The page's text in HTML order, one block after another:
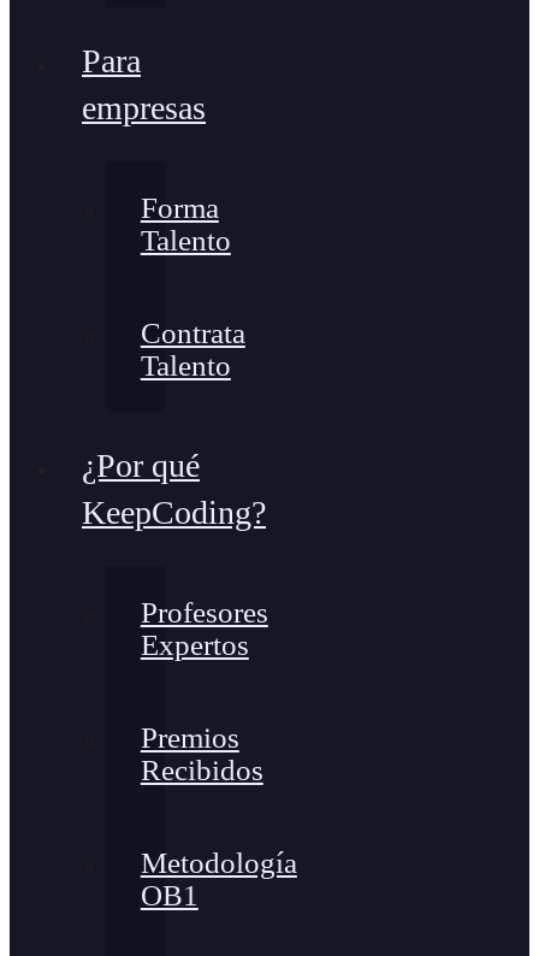
Para
empresas
Forma
Talento
Contrata
Talento
¿Por qué
KeepCoding?
Profesores
Expertos
Premios
Recibidos
Metodología
OB1